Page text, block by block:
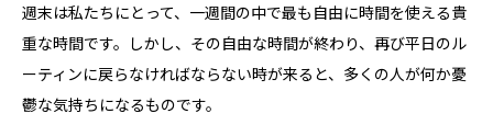
週末は私たちにとって、一週間の中で最も自由に時間を使える貴
重な時間です。しかし、その自由な時間が終わり、再び平日のル
ーティンに戻らなければならない時が来ると、多くの人が何か憂
鬱な気持ちになるものです。